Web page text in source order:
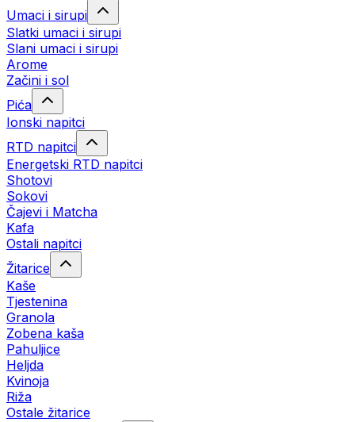
Umaci i sirupi
Slatki umaci i sirupi
Slani umaci i sirupi
Arome
Začini i sol
Pića
Ionski napitci
RTD napitci
Energetski RTD napitci
Shotovi
Sokovi
Čajevi i Matcha
Kafa
Ostali napitci
Žitarice
Kaše
Tjestenina
Granola
Zobena kaša
Pahuljice
Heljda
Kvinoja
Riža
Ostale žitarice